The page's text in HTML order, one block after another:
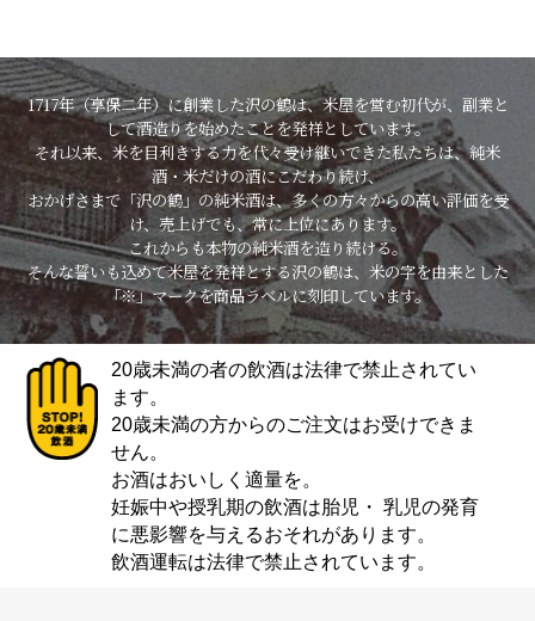
1717年（享保二年）に創業した沢の鶴は、米屋を営む初代が、副業と
して酒造りを始めたことを発祥としています。
それ以来、米を目利きする力を代々受け継いできた私たちは、純米
酒・米だけの酒にこだわり続け、
おかげさまで「沢の鶴」の純米酒は、多くの方々からの高い評価を受
け、売上げでも、常に上位にあります。
これからも本物の純米酒を造り続ける。
そんな誓いも込めて米屋を発祥とする沢の鶴は、米の字を由来とした
「※」マークを商品ラベルに刻印しています。
20歳未満の者の飲酒は法律で禁止されてい
ます。
20歳未満の方からのご注文はお受けできま
せん。
お酒はおいしく適量を。
妊娠中や授乳期の飲酒は胎児・ 乳児の発育
に悪影響を与えるおそれがあります。
飲酒運転は法律で禁止されています。